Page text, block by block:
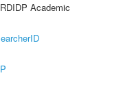
Academic